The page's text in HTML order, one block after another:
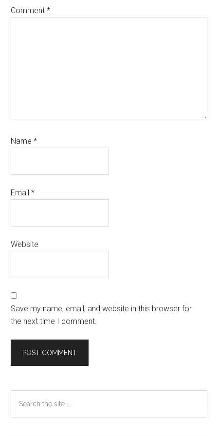
Comment*
Name*
Email*
Website
Save my name, email, and website in this browser for
the next time I comment.
Primary
Sidebar
the